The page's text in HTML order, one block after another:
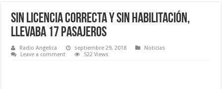
Sin licencia correcta y sin habilitación,
llevaba 17 pasajeros
Radio Angelica septiembre 29, 2018
Noticias
Leave a comment
522 Views